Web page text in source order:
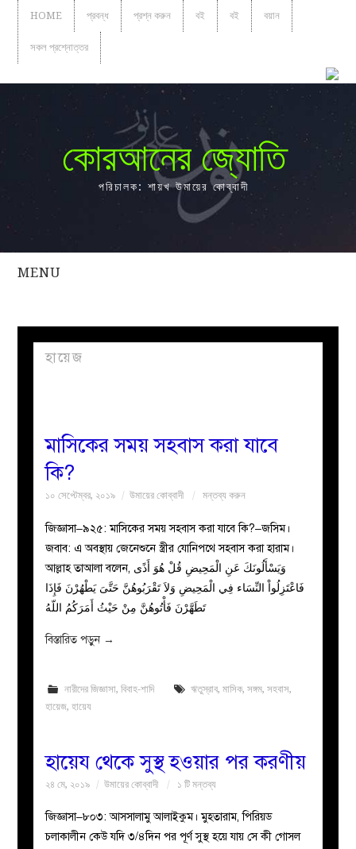
HOME প্রবন্ধ প্রশ্ন করুন বই বই বয়ান
সকল প্রশ্নোত্তর
কোরআনের জ্যোতি
পরিচালক: শায়খ উমায়ের কোব্বাদী
MENU
সকল
প্রবন্ধ
নারীদের
পাতা
মজলিস
প্রশ্ন
করুন
হায়েজ
মাসিকের সময় সহবাস করা যাবে
কি?
১০ সেপ্টেম্বর, ২০১৯ উমায়ের কোব্বাদী মন্তব্য করুন
জিজ্ঞাসা–৯২৫: মাসিকের সময় সহবাস করা যাবে কি?–জসিম।
জবাব: এ অবস্থায় জেনেশুনে স্ত্রীর যোনিপথে সহবাস করা হারাম।
আল্লাহ তাআলা বলেন, وَيَسْأَلُونَكَ عَنِ الْمَحِيضِ قُلْ هُوَ أَذًى
فَاعْتَزِلُواْ النِّسَاء فِي الْمَحِيضِ وَلاَ تَقْرَبُوهُنَّ حَتَّىَ يَطْهُرْنَ فَإِذَا
تَطَهَّرْنَ فَأْتُوهُنَّ مِنْ حَيْثُ أَمَرَكُمُ اللّهُ
বিস্তারিত পড়ুন →
নারীদের জিজ্ঞাসা, বিবাহ-শাদি ঋতুস্রাব, মাসিক, সঙ্গম, সহবাস,
হায়েজ,হায়েয
হায়েয থেকে সুস্থ হওয়ার পর করণীয়
২৪ মে, ২০১৯ উমায়ের কোব্বাদী ১ টি মন্তব্য
জিজ্ঞাসা–৮০৩: আসসালামু আলাইকুম। মুহতারাম, পিরিয়ড
চলাকালীন কেউ যদি ৩/৪দিন পর পূর্ণ সুস্থ হয়ে যায় সে কী গোসল